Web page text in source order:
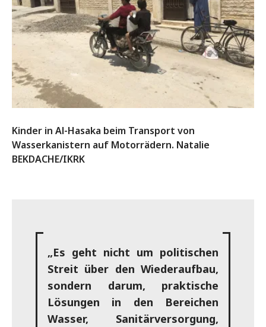
Kinder in Al-Hasaka beim Transport von
Wasserkanistern auf Motorrädern. Natalie
BEKDACHE/IKRK
„Es geht nicht um politischen
Streit über den Wiederaufbau,
sondern darum, praktische
Lösungen in den Bereichen
Wasser, Sanitärversorgung,